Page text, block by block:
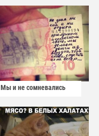
Мы и не сомневались